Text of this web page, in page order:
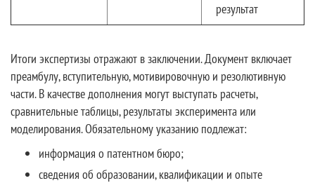
результат
Итоги экспертизы отражают в заключении. Документ включает
преамбулу, вступительную, мотивировочную и резолютивную
части. В качестве дополнения могут выступать расчеты,
сравнительные таблицы, результаты эксперимента или
моделирования. Обязательному указанию подлежат:
информация о патентном бюро;
сведения об образовании, квалификации и опыте